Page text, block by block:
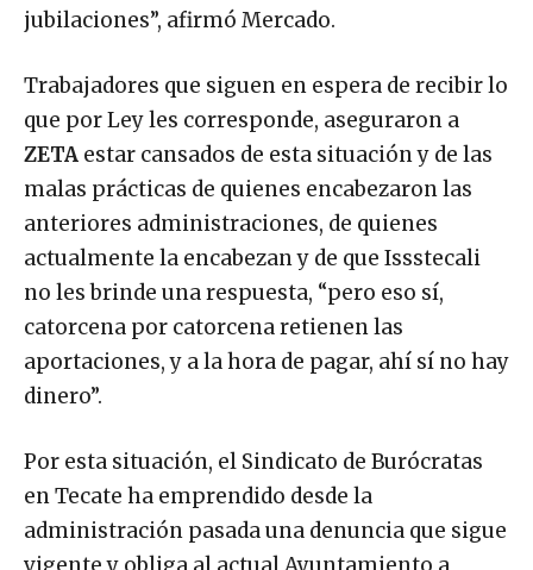
jubilaciones”, afirmó Mercado.
Trabajadores que siguen en espera de recibir lo
que por Ley les corresponde, aseguraron a
ZETA estar cansados de esta situación y de las
malas prácticas de quienes encabezaron las
anteriores administraciones, de quienes
actualmente la encabezan y de que Issstecali
no les brinde una respuesta, “pero eso sí,
catorcena por catorcena retienen las
aportaciones, y a la hora de pagar, ahí sí no hay
dinero”.
Por esta situación, el Sindicato de Burócratas
en Tecate ha emprendido desde la
administración pasada una denuncia que sigue
vigente y obliga al actual Ayuntamiento a